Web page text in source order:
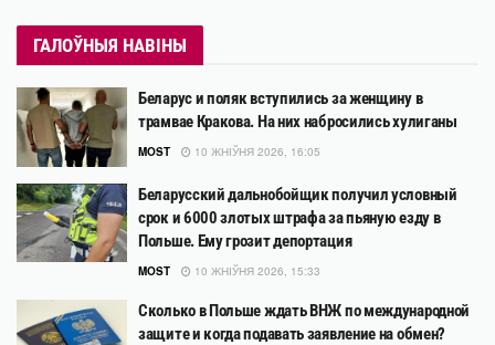
ГАЛОЎНЫЯ НАВІНЫ
Беларус и поляк вступились за женщину в
трамвае Кракова. На них набросились хулиганы
MOST 10 ЖНІЎНЯ 2026, 16:05
Беларусский дальнобойщик получил условный
срок и 6000 злотых штрафа за пьяную езду в
Польше. Ему грозит депортация
MOST 10 ЖНІЎНЯ 2026, 15:33
Сколько в Польше ждать ВНЖ по международной
защите и когда подавать заявление на обмен?